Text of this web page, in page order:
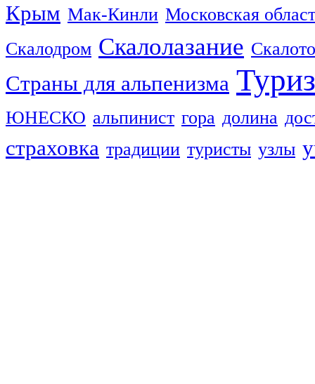
Крым Мак-Кинли Московская
Скалодром Скалолазание
Страны для альпенизма
ЮНЕСКО альпинист гора долина
страховка традиции туристы узлы